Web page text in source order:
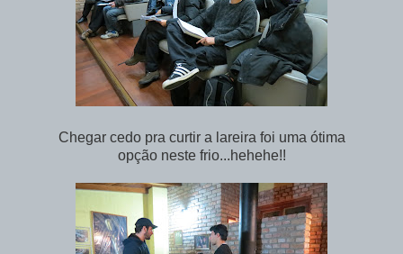
Chegar cedo pra curtir a lareira foi uma ótima
opção neste frio...hehehe!!